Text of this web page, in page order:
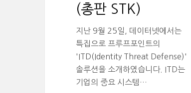
(총판 STK)
지난 9월 25일, 데이터넷에서는
특집으로 프루프포인트의
'ITD(Identity Threat Defense)'
솔루션을 소개하였습니다. ITD는
기업의 중요 시스템…